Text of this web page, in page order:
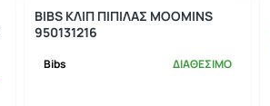
Bibs ΔΙΑΘΕΣΙΜΟ
BIBS ΚΛΙΠ ΠΙΠΙΛΑΣ MOOMINS
950131216